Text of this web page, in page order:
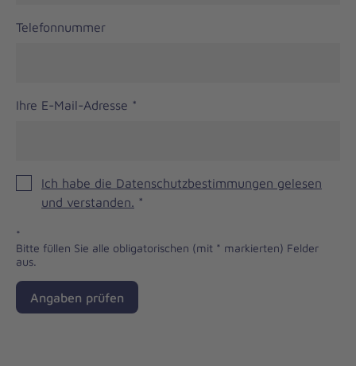
Telefonnummer
Ihre E-Mail-Adresse *
Ich habe die Datenschutzbestimmungen gelesen
und verstanden. *
*
Bitte füllen Sie alle obligatorischen (mit * markierten) Felder
aus.
Angaben prüfen